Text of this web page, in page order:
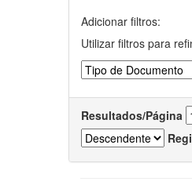
Adicionar filtros:
Utilizar filtros para
Resultados/Página